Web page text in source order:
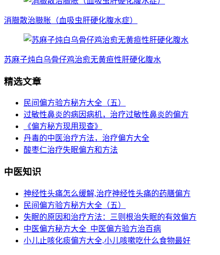
消臌散治臌胀（血吸虫肝硬化腹水症）
苏麻子炖白乌骨仔鸡治愈无黄疸性肝硬化腹水
精选文章
民间偏方验方秘方大全（五）
过敏性鼻炎的病因病机，治疗过敏性鼻炎的偏方
《偏方秘方现用现查》
丹毒的中医治疗方法，治疗偏方大全
酸枣仁治疗失眠偏方和方法
中医知识
神经性头痛怎么缓解,治疗神经性头痛的药膳偏方
民间偏方验方秘方大全（五）
失眠的原因和治疗方法：三则根治失眠的有效偏方
中医偏方秘方大全_中医偏方验方治百病
小儿止咳化痰偏方大全,小儿咳嗽吃什么食物最好